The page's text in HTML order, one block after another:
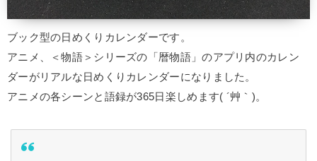
ブック型の日めくりカレンダーです。
アニメ、＜物語＞シリーズの「暦物語」のアプリ内のカレン
ダーがリアルな日めくりカレンダーになりました。
アニメの各シーンと語録が365日楽しめます( ´艸｀)。